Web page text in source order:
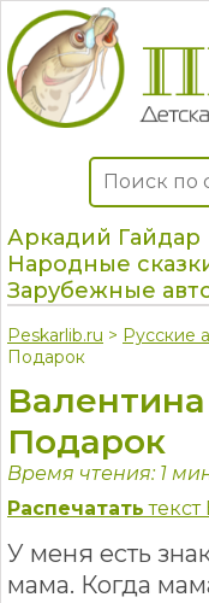
Аркадий Гайдар
Народные
Зарубежные
Peskarlib.ru > Русские
Подарок
Подарок
Время чтения: 1
Распечатать
У меня есть
мама. Когда